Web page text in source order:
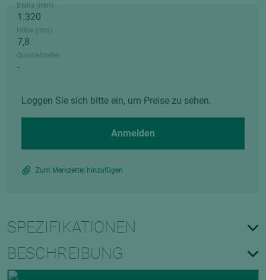
Breite (mm)
Höhe (mm)
Quadratmeter
Loggen Sie sich bitte ein, um Preise zu sehen.
Anmelden
Zum Merkzettel hinzufügen
SPEZIFIKATIONEN
BESCHREIBUNG